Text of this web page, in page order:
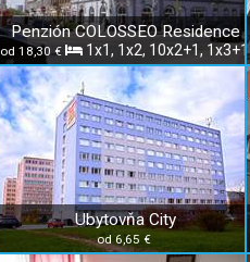
Penzión COLOSSEO Residence
od 18,30 € 1x1, 1x2, 10x2+1, 1x3+1
Ubytovňa City
od 6,65 €